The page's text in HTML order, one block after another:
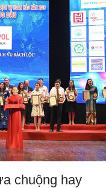
chuộng hay